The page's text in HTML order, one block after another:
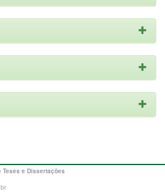
Teses e Dissertações